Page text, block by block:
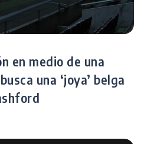
en medio de una
una ‘joya’ belga